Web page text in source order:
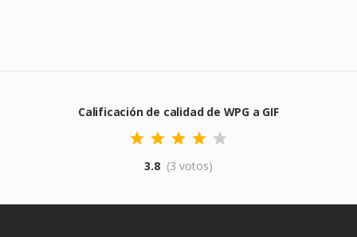
Calificación de calidad de WPG a GIF
3.8 (3 votos)